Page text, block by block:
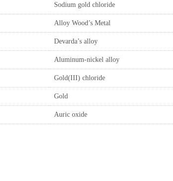
Sodium gold chloride
Alloy Wood’s Metal
Devarda’s alloy
Aluminum-nickel alloy
Gold(III) chloride
Gold
Auric oxide